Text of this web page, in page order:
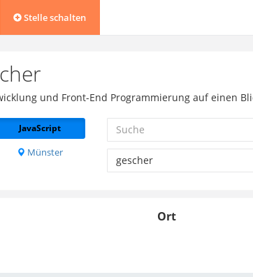
Stelle schalten
und Front-End Programmierung auf einen
JavaScript
Münster
Ort